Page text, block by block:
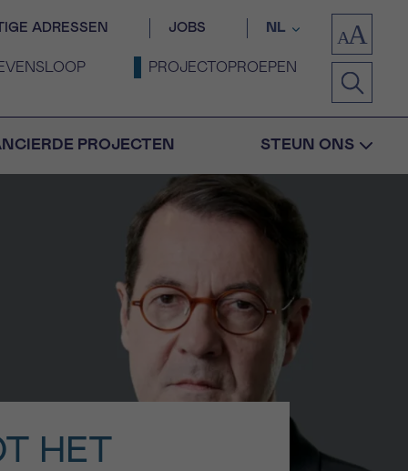
ADRESSEN JOBS NL
PROJECTOPROEPEN
PROJECTEN STEUN ONS
HET